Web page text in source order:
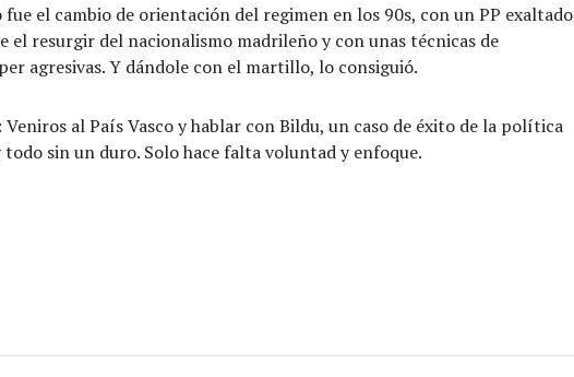
fue el cambio de orientación del regimen en los 90s, con un PP exaltado
el resurgir del nacionalismo madrileño y con unas técnicas de
agresivas. Y dándole con el martillo, lo consiguió.
al País Vasco y hablar con Bildu, un caso de éxito de la política
sin un duro. Solo hace falta voluntad y enfoque.